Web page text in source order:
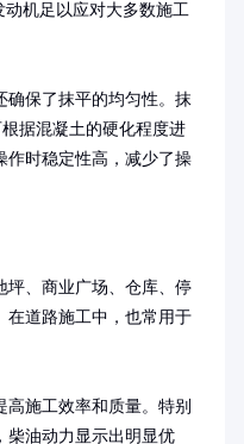
动机足以应对大多数施工
确保了抹平的均匀性。抹
据混凝土的硬化程度进
作时稳定性高，减少了操
坪、商业广场、仓库、停
在道路施工中，也常用于
施工效率和质量。特别
柴油动力显示出明显优